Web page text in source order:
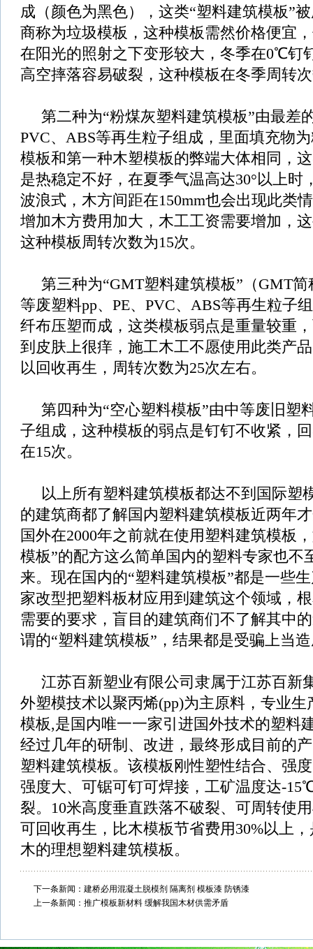
成（颜色为黑色），这类“塑料建筑模板”
商称为垃圾模板，这种模板需然价格便宜
在阳光的照射之下变形较大，冬季在0℃钉
高空摔落容易破裂，这种模板在冬季周转
第二种为“粉煤灰塑料建筑模板”由最差
PVC、ABS等再生粒子组成，里面填充物
模板和第一种木塑模板的弊端大体相同，
是热稳定不好，在夏季气温高达30°以上时
波浪式，木方间距在150mm也会出现此类
增加木方费用加大，木工工资需要增加，
这种模板周转次数为15次。
第三种为“GMT塑料建筑模板”（GMT简
等废塑料pp、PE、PVC、ABS等再生粒子
纤布压塑而成，这类模板弱点是重量较重
到皮肤上很痒，施工木工不愿使用此类产
以回收再生，周转次数为25次左右。
第四种为“空心塑料模板”由中等废旧塑
子组成，这种模板的弱点是钉钉不收紧，
在15次。
以上所有塑料建筑模板都达不到国际塑
的建筑商都了解国内塑料建筑模板近两年
国外在2000年之前就在使用塑料建筑模板
模板”的配方这么简单国内的塑料专家也不
来。现在国内的“塑料建筑模板”都是一些
家改型把塑料板材应用到建筑这个领域，
需要的要求，盲目的建筑商们不了解其中
谓的“塑料建筑模板”，结果都是受骗上当
江苏百新塑业有限公司隶属于江苏百新
外塑模技术以聚丙烯(pp)为主原料，专业
模板,是国内唯一一家引进国外技术的塑料
经过几年的研制、改进，最终形成目前的
塑料建筑模板。该模板刚性塑性结合、强
强度大、可锯可钉可焊接，工矿温度达-
裂。10米高度垂直跌落不破裂、可周转使
可回收再生，比木模板节省费用30%以上
木的理想塑料建筑模板。
下一条新闻： 建桥必用混凝土脱模剂 隔离剂 模板漆 防锈漆
上一条新闻： 推广模板新材料 缓解我国木材供需矛盾